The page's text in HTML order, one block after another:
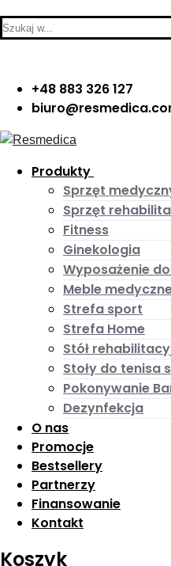
Skip
to
Menu
Close
Search
+48 883 326 127
Produkty
Sprzęt
Sprzęt
Fitness
Ginekologia
Wyposażenie
Meble
Strefa sport
Strefa Home
Stół
Stoły do tenisa
Pokonywanie
Dezynfekcja
O nas
Promocje
Bestsellery
Partnerzy
Finansowanie
Kontakt
Koszyk